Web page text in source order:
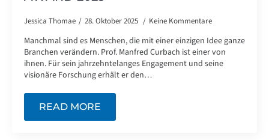
Jessica Thomae 28. Oktober 2025 Keine Kommentare
Manchmal sind es Menschen, die mit einer einzigen Idee ganze
Branchen verändern. Prof. Manfred Curbach ist einer von
ihnen. Für sein jahrzehntelanges Engagement und seine
visionäre Forschung erhält er den…
READ MORE